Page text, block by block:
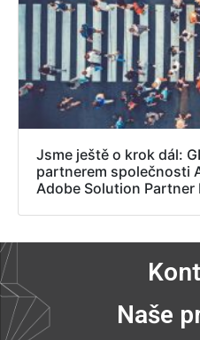
Jsme ještě o krok dál:
partnerem společnosti
Adobe Solution Partner
Naše